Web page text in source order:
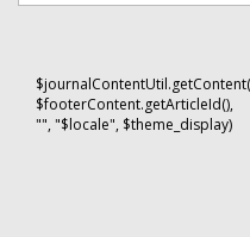
$footerContent.getArticleId(),
"", "$locale", $theme_display)